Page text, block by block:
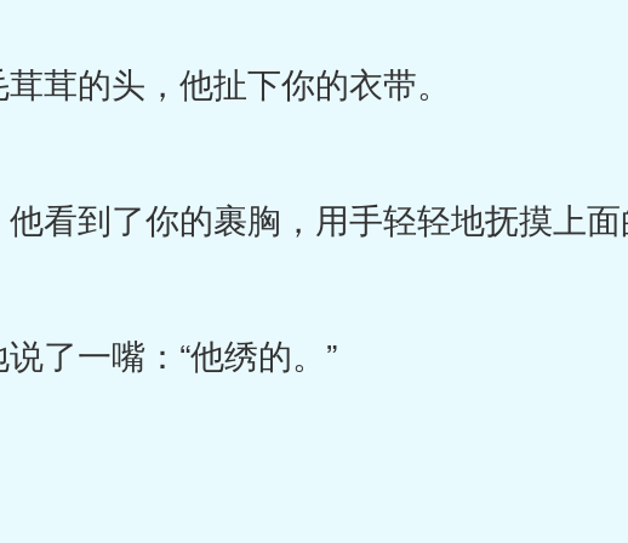
茸的头，他扯下你的衣带。
看到了你的裹胸，用手轻轻地抚摸上
了一嘴：“他绣的。”